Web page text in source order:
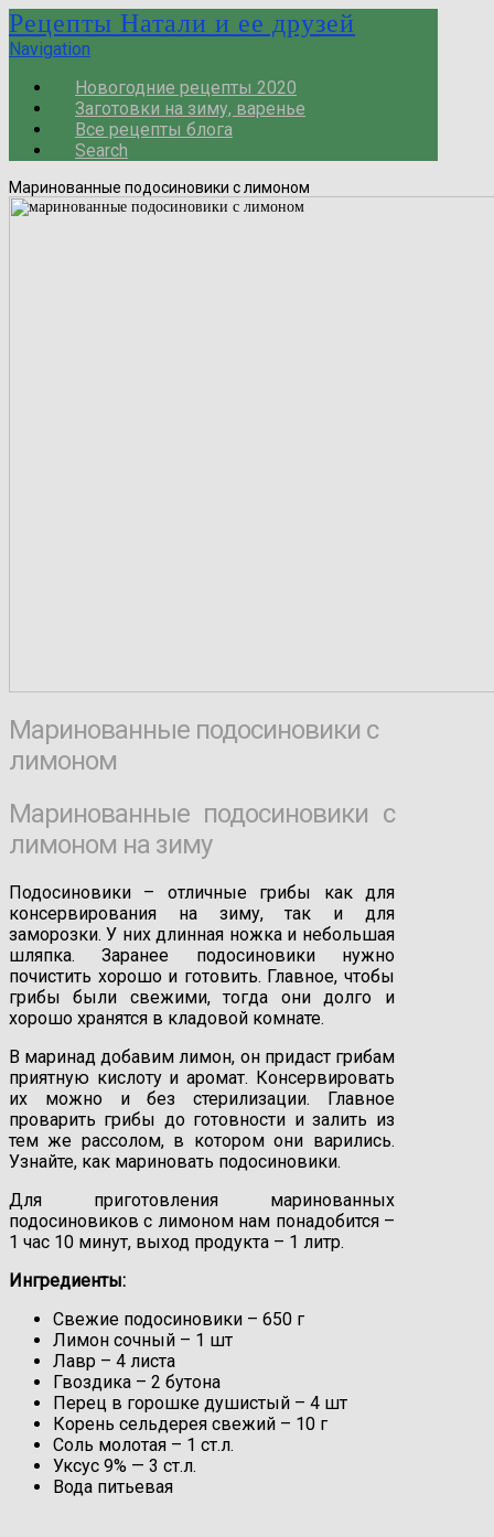
Рецепты Натали и ее друзей
Navigation
Новогодние рецепты 2020
Заготовки на зиму, варенье
Все рецепты блога
Search
Маринованные подосиновики с лимоном
Маринованные подосиновики с
лимоном
Маринованные подосиновики с
лимоном на зиму
Подосиновики – отличные грибы как для
консервирования на зиму, так и для
заморозки. У них длинная ножка и небольшая
шляпка. Заранее подосиновики нужно
почистить хорошо и готовить. Главное, чтобы
грибы были свежими, тогда они долго и
хорошо хранятся в кладовой комнате.
В маринад добавим лимон, он придаст грибам
приятную кислоту и аромат. Консервировать
их можно и без стерилизации. Главное
проварить грибы до готовности и залить из
тем же рассолом, в котором они варились.
Узнайте, как мариновать подосиновики.
Для приготовления маринованных
подосиновиков с лимоном нам понадобится –
1 час 10 минут, выход продукта – 1 литр.
Ингредиенты:
Свежие подосиновики – 650 г
Лимон сочный – 1 шт
Лавр – 4 листа
Гвоздика – 2 бутона
Перец в горошке душистый – 4 шт
Корень сельдерея свежий – 10 г
Соль молотая – 1 ст.л.
Уксус 9% — 3 ст.л.
Вода питьевая